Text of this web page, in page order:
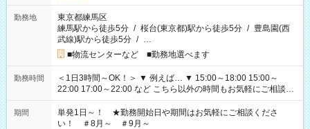
勤務地
東京都練馬区
練馬駅から徒歩5分 / 桜台(東京都)駅から徒歩5分 / 豊島園(西
武線)駅から徒歩5分 / …
■物流センターなど ■勤務地選べます
勤務時間
＜1日3時間～OK！＞ ▼ 例えば… ▼ 15:00～18:00 15:00～
22:00 17:00～22:00 など こちら以外の時間もお気軽にご相談く
ださい！
期間
単発1日～！ ★勤務開始日や期間はお気軽にご相談くださ
い！ ＃8月～ ＃9月～